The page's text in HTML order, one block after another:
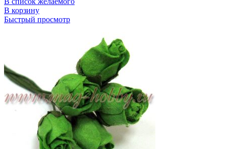
В корзину
Быстрый просмотр